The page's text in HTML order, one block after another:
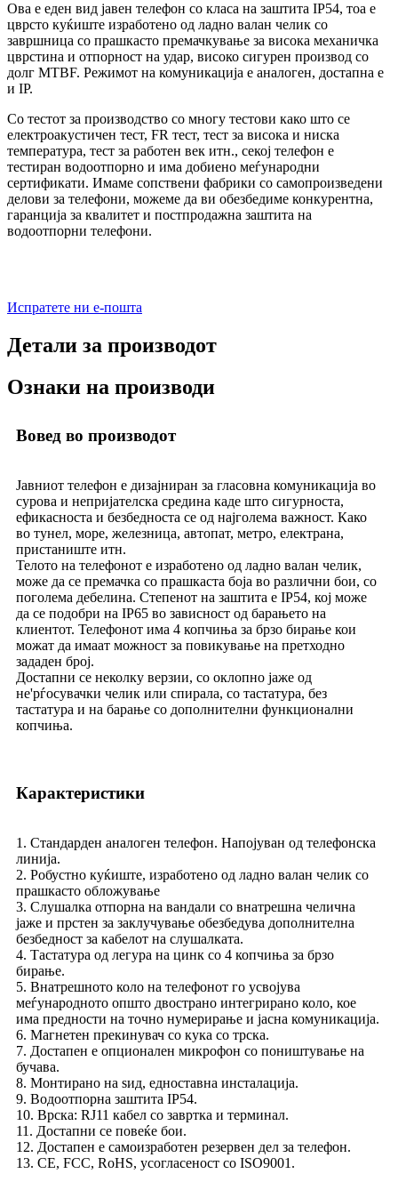
Ова е еден вид јавен телефон со класа на заштита IP54, тоа е
цврсто куќиште изработено од ладно валан челик со
завршница со прашкасто премачкување за висока механичка
цврстина и отпорност на удар, високо сигурен производ со
долг MTBF. Режимот на комуникација е аналоген, достапна е
и IP.
Со тестот за производство со многу тестови како што се
електроакустичен тест, FR тест, тест за висока и ниска
температура, тест за работен век итн., секој телефон е
тестиран водоотпорно и има добиено меѓународни
сертификати. Имаме сопствени фабрики со самопроизведени
делови за телефони, можеме да ви обезбедиме конкурентна,
гаранција за квалитет и постпродажна заштита на
водоотпорни телефони.
Испратете ни е-пошта
Детали за производот
Ознаки на производи
Вовед во производот
Јавниот телефон е дизајниран за гласовна комуникација во
сурова и непријателска средина каде што сигурноста,
ефикасноста и безбедноста се од најголема важност. Како
во тунел, море, железница, автопат, метро, ​​електрана,
пристаниште итн.
Телото на телефонот е изработено од ладно валан челик,
може да се премачка со прашкаста боја во различни бои, со
поголема дебелина. Степенот на заштита е IP54, кој може
да се подобри на IP65 во зависност од барањето на
клиентот. Телефонот има 4 копчиња за брзо бирање кои
можат да имаат можност за повикување на претходно
зададен број.
Достапни се неколку верзии, со оклопно јаже од
не'рѓосувачки челик или спирала, со тастатура, без
тастатура и на барање со дополнителни функционални
копчиња.
Карактеристики
1. Стандарден аналоген телефон. Напојуван од телефонска
линија.
2. Робустно куќиште, изработено од ладно валан челик со
прашкасто обложување
3. Слушалка отпорна на вандали со внатрешна челична
јаже и прстен за заклучување обезбедува дополнителна
безбедност за кабелот на слушалката.
4. Тастатура од легура на цинк со 4 копчиња за брзо
бирање.
5. Внатрешното коло на телефонот го усвојува
меѓународното општо двострано интегрирано коло, кое
има предности на точно нумерирање и јасна комуникација.
6. Магнетен прекинувач со кука со трска.
7. Достапен е опционален микрофон со поништување на
бучава.
8. Монтирано на ѕид, едноставна инсталација.
9. Водоотпорна заштита IP54.
10. Врска: RJ11 кабел со завртка и терминал.
11. Достапни се повеќе бои.
12. Достапен е самоизработен резервен дел за телефон.
13. CE, FCC, RoHS, усогласеност со ISO9001.